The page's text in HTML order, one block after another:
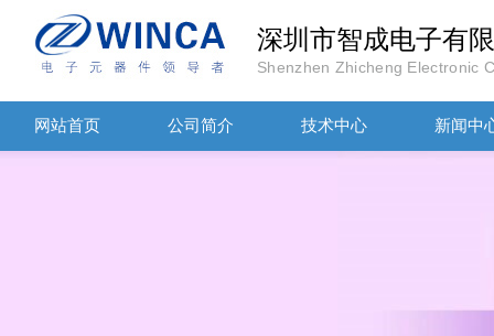
深圳市智成电子有
Shenzhen Zhicheng Electronic
网站首页 公司简介 技术中心 新闻中
TDK-EPCOS热敏电阻 B57351V5103H060